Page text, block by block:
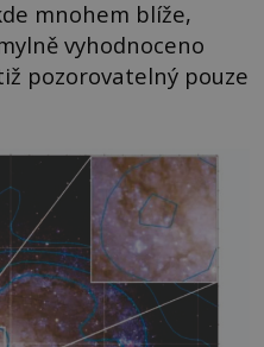
mnohem blíže,
vyhodnoceno
pozorovatelný pouze